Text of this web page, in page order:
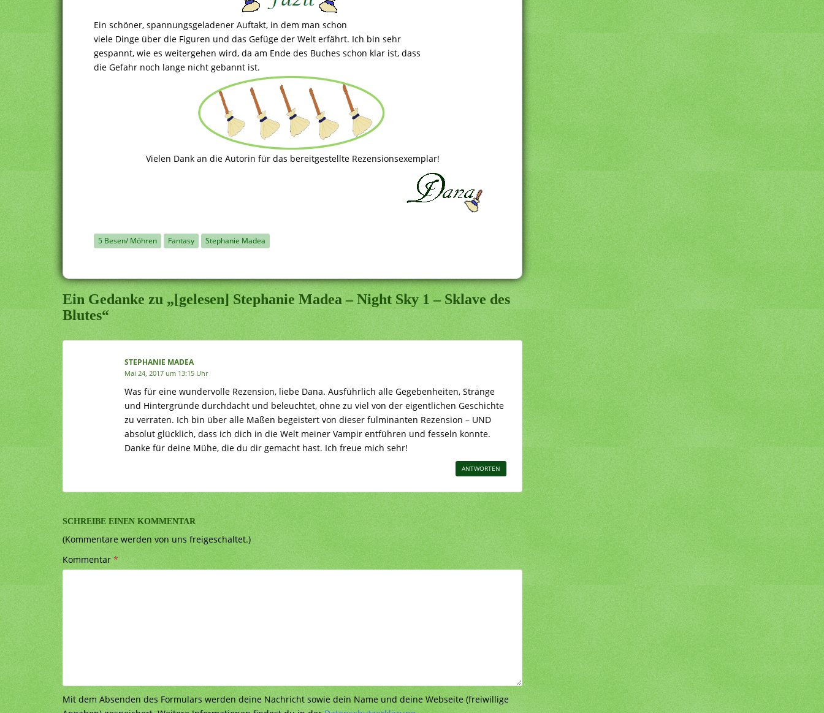
Ein schöner, spannungsgeladener Auftakt, in dem man schon
viele Dinge über die Figuren und das Gefüge der Welt erfährt. Ich bin sehr
gespannt, wie es weitergehen wird, da am Ende des Buches schon klar ist, dass
die Gefahr noch lange nicht gebannt ist.
Vielen Dank an die Autorin für das bereitgestellte Rezensionsexemplar!
5 Besen/ Möhren Fantasy Stephanie Madea
Ein Gedanke zu „[gelesen] Stephanie Madea – Night Sky 1 – Sklave des
Blutes“
STEPHANIE MADEA
Mai 24, 2017 um 13:15 Uhr
Was für eine wundervolle Rezension, liebe Dana. Ausführlich alle Gegebenheiten, Stränge
und Hintergründe durchdacht und beleuchtet, ohne zu viel von der eigentlichen Geschichte
zu verraten. Ich bin über alle Maßen begeistert von dieser fulminanten Rezension – UND
absolut glücklich, dass ich dich in die Welt meiner Vampir entführen und fesseln konnte.
Danke für deine Mühe, die du dir gemacht hast. Ich freue mich sehr!
ANTWORTEN
SCHREIBE EINEN KOMMENTAR
(Kommentare werden von uns freigeschaltet.)
Kommentar*
Mit dem Absenden des Formulars werden deine Nachricht sowie dein Name und deine Webseite (freiwillige